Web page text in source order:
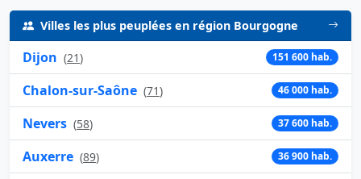
Villes les plus peuplées en région Bourgogne
Dijon (21) 151 600 hab.
Chalon-sur-Saône (71) 46 000 hab.
Nevers (58) 37 600 hab.
Auxerre (89) 36 900 hab.